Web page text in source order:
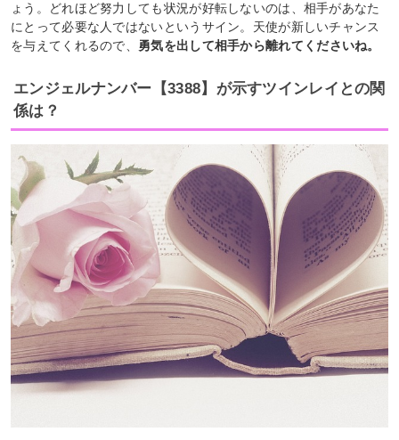
ょう。どれほど努力しても状況が好転しないのは、相手があなた
にとって必要な人ではないというサイン。天使が新しいチャンス
を与えてくれるので、 勇気を出して相手から離れてくださいね。
エンジェルナンバー【3388】が示すツインレイとの関
係は？